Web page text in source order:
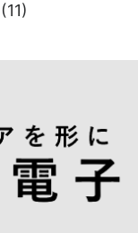
(11)